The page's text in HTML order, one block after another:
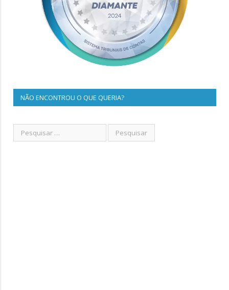
NÃO ENCONTROU O QUE QUERIA?